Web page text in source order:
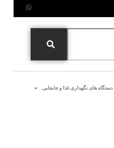
دستگاه های نگهداری غذا و جابجایی